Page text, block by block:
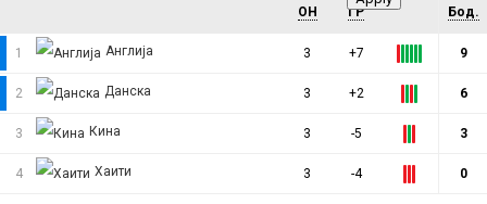
ОН ГР Бод.
1 Англија 3 +7 9
2 Данска 3 +2 6
3 Кина 3 -5 3
4 Хаити 3 -4 0